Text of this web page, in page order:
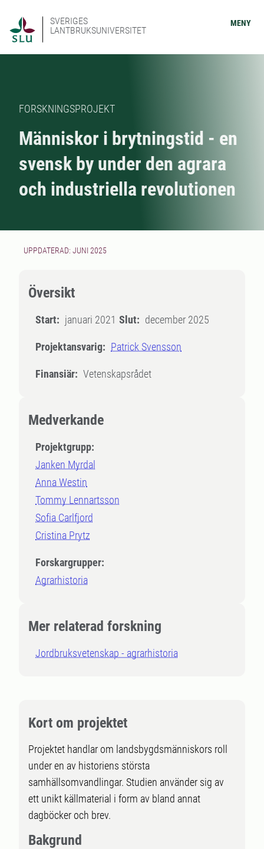
SVERIGES
LANTBRUKSUNIVERSITET
MENY
FORSKNINGSPROJEKT
Människor i brytningstid - en
svensk by under den agrara
och industriella revolutionen
UPPDATERAD: JUNI 2025
Översikt
Start: januari 2021 Slut: december 2025
Projektansvarig: Patrick Svensson
Finansiär: Vetenskapsrådet
Medverkande
Projektgrupp:
Janken Myrdal
Anna Westin
Tommy Lennartsson
Sofia Carlfjord
Cristina Prytz
Forskargrupper:
Agrarhistoria
Mer relaterad forskning
Jordbruksvetenskap - agrarhistoria
Kort om projektet
Projektet handlar om landsbygdsmänniskors roll
under en av historiens största
samhällsomvandlingar. Studien använder sig av
ett unikt källmaterial i form av bland annat
dagböcker och brev.
Bakgrund